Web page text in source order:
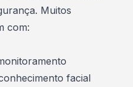
Muitos
com:
facial